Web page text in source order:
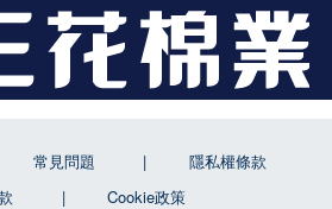
常見問題
隱私權條款
Cookie政策